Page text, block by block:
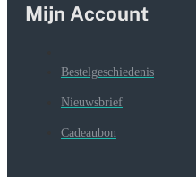
Mijn Account
Bestelgeschiedenis
Nieuwsbrief
Cadeaubon